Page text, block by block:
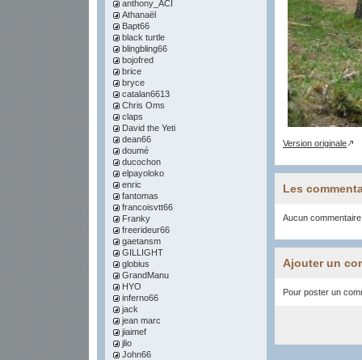
anthony_ACI
Athanaël
Bapt66
black turtle
blingbling66
bojofred
brice
bryce
catalan6613
Chris Oms
claps
David the Yeti
dean66
doumé
ducochon
elpayoloko
enric
fantomas
francoisvtt66
Franky
freerideur66
gaetansm
GILLIGHT
globius
GrandManu
HYO
inferno66
jack
jean marc
jiaimef
jlio
John66
Version originale
Les
Aucun
Ajouter un
Pour poster un